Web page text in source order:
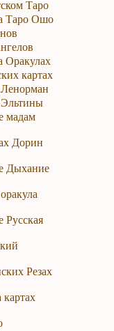
Таро
Таро Ошо
Оракулах
картах
Эльтины
мадам
Дорин
Дыхание
Русская
Резах